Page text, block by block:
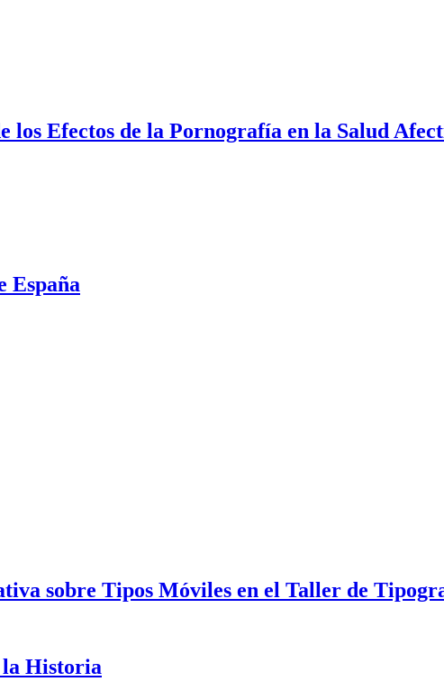
Efectos de la Pornografía en la Salud
España
sobre Tipos Móviles en el Taller de
la Historia